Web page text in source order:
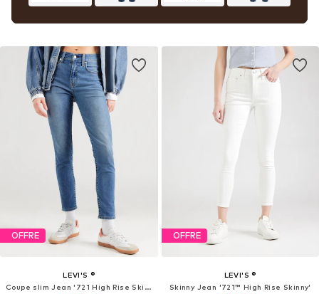
OFFRE
LEVI'S ®
Coupe slim Jean '721 High Rise Skinny'
OFFRE
LEVI'S ®
Skinny Jean '721™ High Rise Skinny'